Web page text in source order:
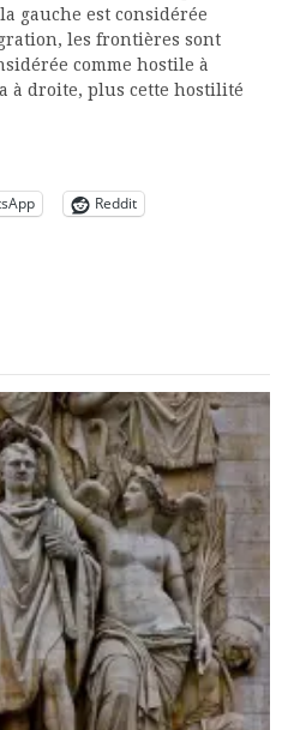
gauche est considérée
les frontières sont
comme hostile à
à droite, plus cette hostilité
Reddit